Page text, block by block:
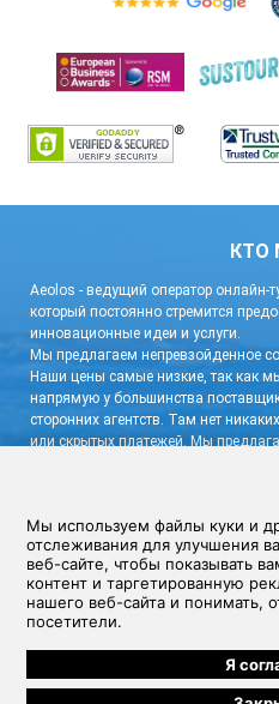
КТО
Aeolos - ведущий оператор онлайн-
который постоянно стремится
инновационные идеи и услуги.
Мы предлагаем непревзойденное
Наши цены самые низкие, так как
напрямую у большинства
сторонних агентств. Там нет
или скрытых платежей. Мы
Условия и Положения|
Aeolos Cyprus Travel Ltd, Зенас
регистрации компании: 30678